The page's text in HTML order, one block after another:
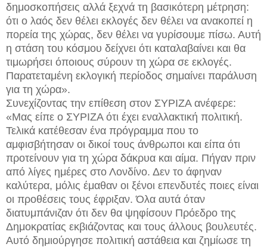
δημοσκοπήσεις αλλά ξεχνά τη βασικότερη μέτρηση:
ότι ο λαός δεν θέλει εκλογές δεν θέλει να ανακοπεί η
πορεία της χώρας, δεν θέλει να γυρίσουμε πίσω. Αυτή
η στάση του κόσμου δείχνει ότι καταλαβαίνει και θα
τιμωρήσει όποιους σύρουν τη χώρα σε εκλογές.
Παρατεταμένη εκλογική περίοδος σημαίνει παράλυση
για τη χώρα».
Συνεχίζοντας την επίθεση στον ΣΥΡΙΖΑ ανέφερε:
«Μας είπε ο ΣΥΡΙΖΑ ότι έχει εναλλακτική πολιτική.
Τελικά κατέθεσαν ένα πρόγραμμα που το
αμφισβήτησαν οι δικοί τους άνθρωποι και είπα ότι
προτείνουν για τη χώρα δάκρυα και αίμα. Πήγαν πριν
από λίγες ημέρες στο Λονδίνο. Δεν το άφηναν
καλύτερα, μόλις έμαθαν οι ξένοι επενδυτές ποιες είναι
οι προθέσεις τους έφριξαν. Όλα αυτά όταν
διατυμπάνιζαν ότι δεν θα ψηφίσουν Πρόεδρο της
Δημοκρατίας εκβιάζοντας και τους άλλους βουλευτές.
Αυτό δημιούργησε πολιτική αστάθεια και ζημίωσε τη